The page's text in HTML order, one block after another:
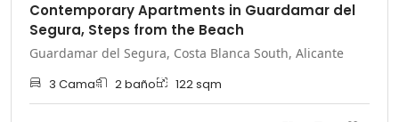
Contemporary Apartments in Guardamar del
Segura, Steps from the Beach
Guardamar del Segura, Costa Blanca South, Alicante
3 Cama 2baño 122sqm